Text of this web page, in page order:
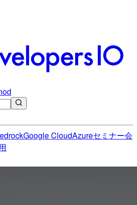
Google CloudAzureセミナー会